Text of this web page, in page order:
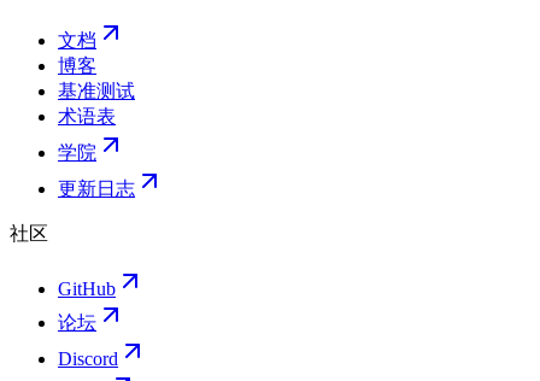
文档
博客
基准测试
术语表
学院
更新日志
社区
GitHub
论坛
Discord